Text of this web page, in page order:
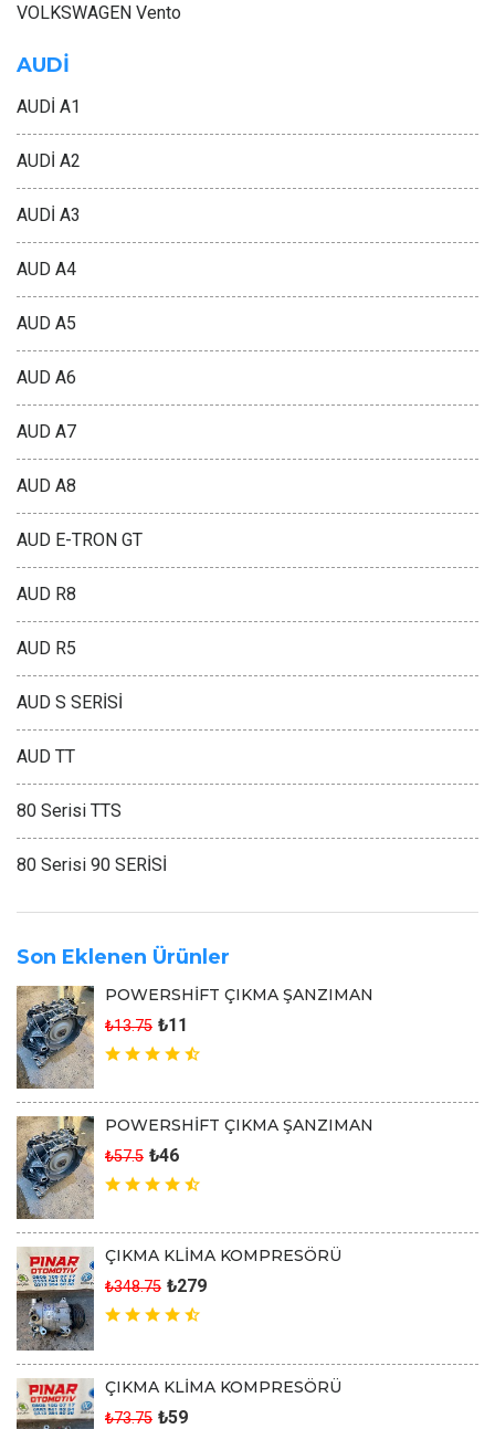
VOLKSWAGEN Vento
AUDİ
AUDİ A1
AUDİ A2
AUDİ A3
AUD A4
AUD A5
AUD A6
AUD A7
AUD A8
AUD E-TRON GT
AUD R8
AUD R5
AUD S SERİSİ
AUD TT
80 Serisi TTS
80 Serisi 90 SERİSİ
Son Eklenen Ürünler
POWERSHİFT ÇIKMA ŞANZIMAN
₺13.75 ₺11
POWERSHİFT ÇIKMA ŞANZIMAN
₺57.5 ₺46
ÇIKMA KLİMA KOMPRESÖRÜ
₺348.75 ₺279
ÇIKMA KLİMA KOMPRESÖRÜ
₺73.75 ₺59